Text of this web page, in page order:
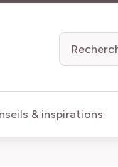
& inspirations